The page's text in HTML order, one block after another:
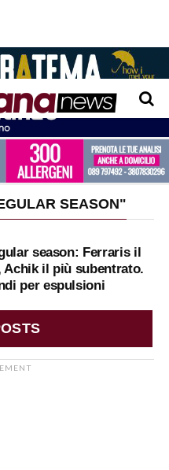
SEASON"
season: Ferraris il
il più subentrato.
per espulsioni